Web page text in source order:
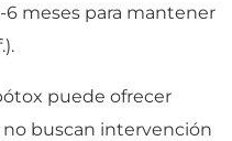
meses para mantener
puede ofrecer
buscan intervención